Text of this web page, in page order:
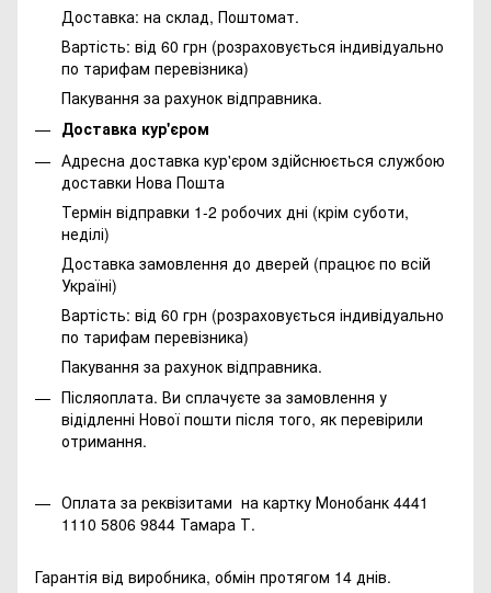
Доставка: на склад, Поштомат.
Вартість: від 60 грн (розраховується індивідуально
по тарифам перевізника)
Пакування за рахунок відправника.
Доставка кур'єром
Адресна доставка кур'єром здійснюється службою
доставки Нова Пошта
Термін відправки 1-2 робочих дні (крім суботи,
неділі)
Доставка замовлення до дверей (працює по всій
Україні)
Вартість: від 60 грн (розраховується індивідуально
по тарифам перевізника)
Пакування за рахунок відправника.
Післяоплата. Ви сплачуєте за замовлення у
відідленні Нової пошти після того, як перевірили
отримання.
Оплата за реквізитами на картку Монобанк 4441
1110 5806 9844 Тамара Т.
Гарантія від виробника, обмін протягом 14 днів.